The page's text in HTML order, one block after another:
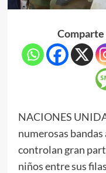
Comparte
NACIONES
numerosas
controlan gran
niños entre sus